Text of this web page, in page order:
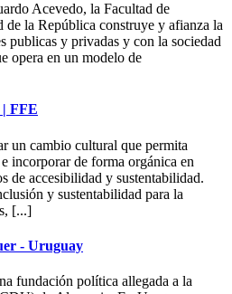
Acevedo, la Facultad de
la República construye y afianza la
publicas y privadas y con la sociedad
opera en un modelo de
FFE
un cambio cultural que permita
incorporar de forma orgánica en
de accesibilidad y sustentabilidad.
y sustentabilidad para la
[...]
- Uruguay
fundación política allegada a la